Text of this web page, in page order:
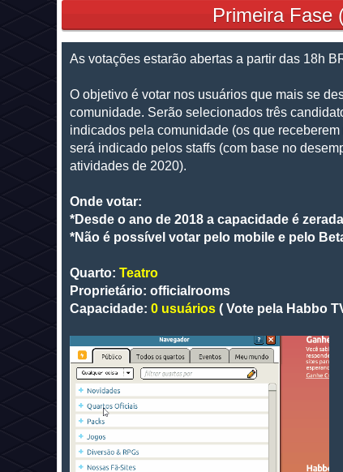
Primeira Fase
As votações estarão abertas a partir das 18h
O objetivo é votar nos usuários que mais se
comunidade. Serão selecionados três
indicados pela comunidade (os que
será indicado pelos staffs (com base no
atividades de 2020).
Onde votar:
*Desde o ano de 2018 a capacidade é
*Não é possível votar pelo mobile e pelo
Quarto: Teatro
Proprietário: officialrooms
Capacidade: 0 usuários ( Vote pela Habbo